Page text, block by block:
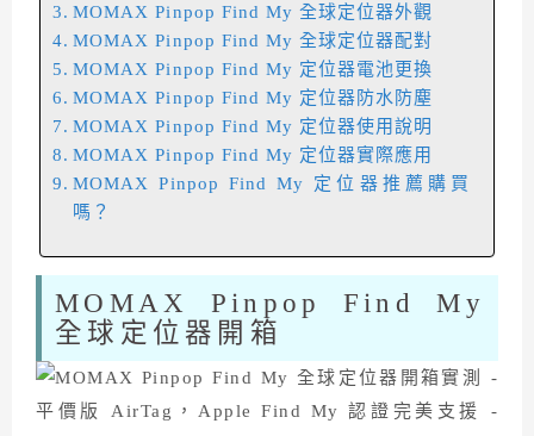
MOMAX Pinpop Find My 全球定位器外觀
MOMAX Pinpop Find My 全球定位器配對
MOMAX Pinpop Find My 定位器電池更換
MOMAX Pinpop Find My 定位器防水防塵
MOMAX Pinpop Find My 定位器使用說明
MOMAX Pinpop Find My 定位器實際應用
MOMAX Pinpop Find My 定位器推薦購買
嗎？
MOMAX Pinpop Find My
全球定位器開箱